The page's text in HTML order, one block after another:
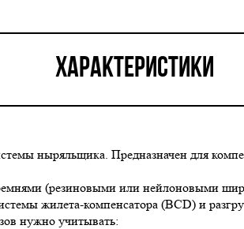
ХАРАКТЕРИСТИКИ
ныряльщика. Предназначен для
(резиновыми или нейлоновыми
жилета-компенсатора (BCD) и
нужно учитывать: